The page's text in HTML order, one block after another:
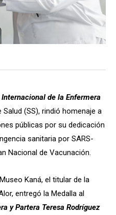
de la Enfermera
Salud (SS), rindió homenaje a
públicas por su dedicación
sanitaria por SARS-
Nacional de Vacunación.
Kaná, el titular de la
entregó la Medalla al
y Partera Teresa Rodríguez